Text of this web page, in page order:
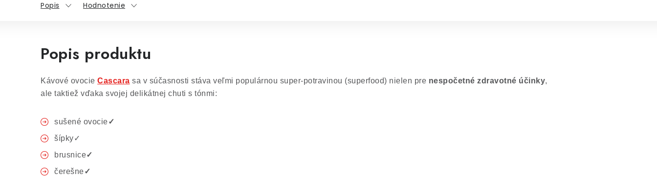
Popis Hodnotenie
Popis produktu
Kávové ovocie Cascara sa v súčasnosti stáva veľmi populárnou super-potravinou (superfood) nielen pre nespočetné zdravotné účinky,
ale taktiež vďaka svojej delikátnej chuti s tónmi:
sušené ovocie✓
šípky✓
brusnice✓
čerešne✓